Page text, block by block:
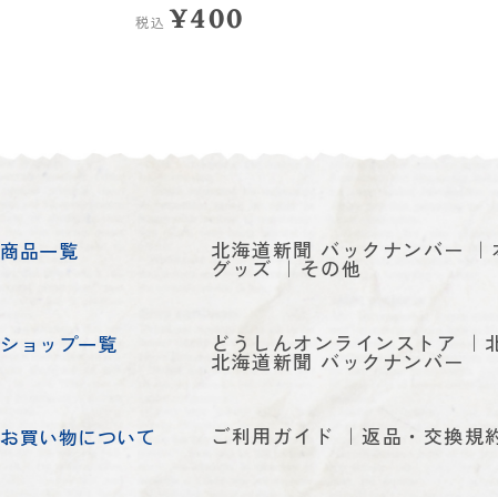
税込 ¥400
商品一覧 北海道新聞 バックナンバー
グッズ その他
ショップ一覧 どうしんオンラインストア
北海道新聞 バックナンバー
お買い物について ご利用ガイド 返品・交換規